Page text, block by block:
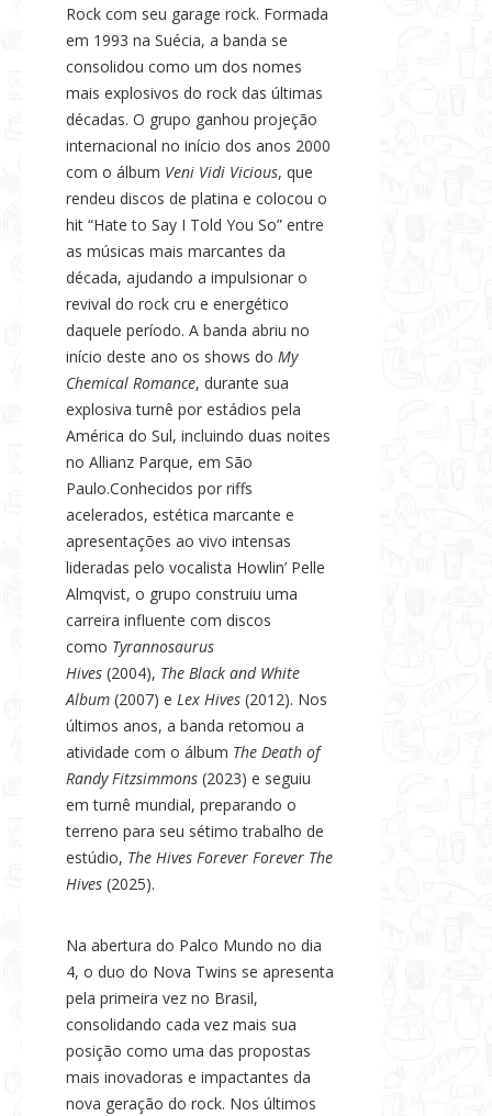
Rock com seu garage rock. Formada
em 1993 na Suécia, a banda se
consolidou como um dos nomes
mais explosivos do rock das últimas
décadas. O grupo ganhou projeção
internacional no início dos anos 2000
com o álbum Veni Vidi Vicious, que
rendeu discos de platina e colocou o
hit “Hate to Say I Told You So” entre
as músicas mais marcantes da
década, ajudando a impulsionar o
revival do rock cru e energético
daquele período. A banda abriu no
início deste ano os shows do My
Chemical Romance, durante sua
explosiva turnê por estádios pela
América do Sul, incluindo duas noites
no Allianz Parque, em São
Paulo.Conhecidos por riffs
acelerados, estética marcante e
apresentações ao vivo intensas
lideradas pelo vocalista Howlin’ Pelle
Almqvist, o grupo construiu uma
carreira influente com discos
como Tyrannosaurus
Hives (2004), The Black and White
Album (2007) e Lex Hives (2012). Nos
últimos anos, a banda retomou a
atividade com o álbum The Death of
Randy Fitzsimmons (2023) e seguiu
em turnê mundial, preparando o
terreno para seu sétimo trabalho de
estúdio, The Hives Forever Forever The
Hives (2025).
Na abertura do Palco Mundo no dia
4, o duo do Nova Twins se apresenta
pela primeira vez no Brasil,
consolidando cada vez mais sua
posição como uma das propostas
mais inovadoras e impactantes da
nova geração do rock. Nos últimos